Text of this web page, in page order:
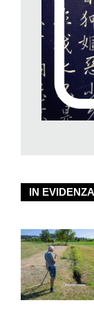
naturalmente
non infondata,
se l’emergenza
Nell’insieme,
cos’era il
di essere in
vista. Si vede
aerei a
un nuovo
Certo il futuro è
passerà
2021 e piena nel
coi suoi nuovi
IN EVIDENZA